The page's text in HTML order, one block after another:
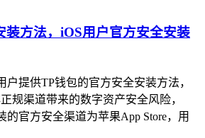
装方法，iOS用户官方安全安装
户提供TP钱包的官方安全安装方法，
规渠道带来的数字资产安全风险，
的官方安全渠道为苹果App Store，用